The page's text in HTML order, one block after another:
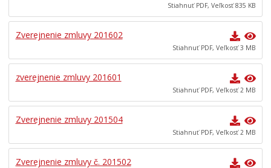
Stiahnuť PDF, Veľkosť 835 KB
Zverejnenie zmluvy 201602
Stiahnuť PDF, Veľkosť 3 MB
zverejnenie zmluvy 201601
Stiahnuť PDF, Veľkosť 2 MB
Zverejnenie zmluvy 201504
Stiahnuť PDF, Veľkosť 2 MB
Zverejnenie zmluvy č. 201502